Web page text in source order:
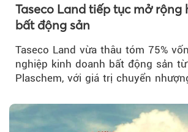
Taseco Land tiếp tục mở rộng
bất động sản
Taseco Land vừa thâu tóm 75%
nghiệp kinh doanh bất động sản
Plaschem, với giá trị chuyển